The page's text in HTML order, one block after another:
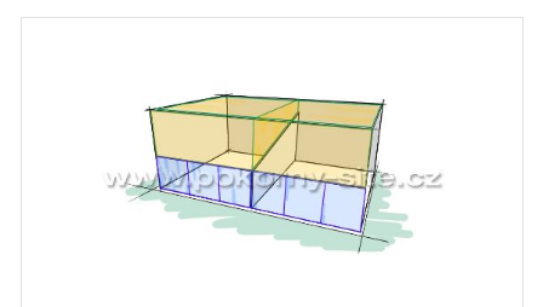
einer
trapezförmig,
sofern Sie das Netz
über die Seitenwand
des Squash-Courts
anzubringen
benötigen. In
diesem Fall reicht